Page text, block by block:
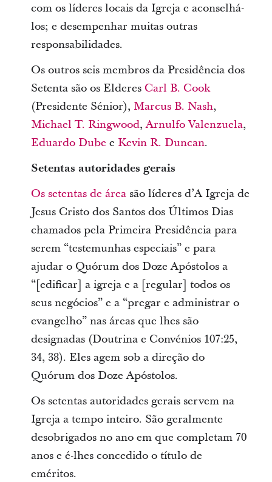
com os líderes locais da Igreja e aconselhá-
los; e desempenhar muitas outras
responsabilidades.
Os outros seis membros da Presidência dos
Setenta são os Elderes Carl B. Cook
(Presidente Sénior), Marcus B. Nash,
Michael T. Ringwood,Arnulfo Valenzuela,
Eduardo Dube e Kevin R. Duncan.
Setentas autoridades gerais
Os setentas de áreasão líderes d’A Igreja de
Jesus Cristo dos Santos dos Últimos Dias
chamados pela Primeira Presidência para
serem “testemunhas especiais” e para
ajudar o Quórum dos Doze Apóstolos a
“[edificar] a igreja e a [regular] todos os
seus negócios” e a “pregar e administrar o
evangelho” nas áreas que lhes são
designadas (Doutrina e Convénios 107:25,
34, 38). Eles agem sob a direção do
Quórum dos Doze Apóstolos.
Os setentas autoridades gerais servem na
Igreja a tempo inteiro. São geralmente
desobrigados no ano em que completam 70
anos e é-lhes concedido o título de
eméritos.